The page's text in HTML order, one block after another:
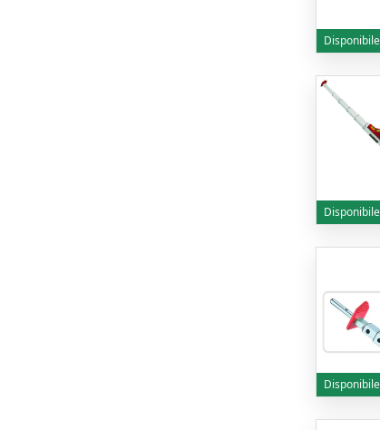
Disponibile
Disponibile
Disponibile